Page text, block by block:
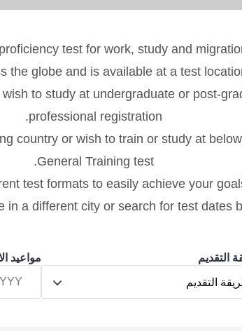
test for work, study and
the globe and is available at a test
to study at undergraduate or post-
professional registration.
country or wish to train or study at
General Training test.
test formats to easily achieve your
in a different city or search for test dates
التقديم
التقديم
مواعيد